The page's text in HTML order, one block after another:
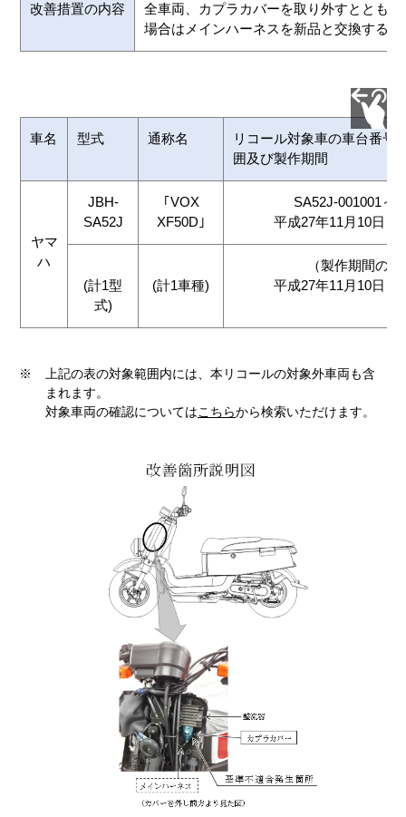
改善措置の内容
全車両、カプラカバーを取り外すととも
場合はメインハーネスを新品と交換する。
車名 型式 通称名
リコール対象車の車台番号
囲及び製作期間
ヤマ
ハ
JBH-
SA52J
｢VOX
XF50D｣
SA52J-001001～
平成27年11月10日～
(計1型
式)
(計1車種)
（製作期間の
平成27年11月10日～
※
上記の表の対象範囲内には、本リコールの対象外車両も含
まれます。
対象車両の確認についてはこちらから検索いただけます。